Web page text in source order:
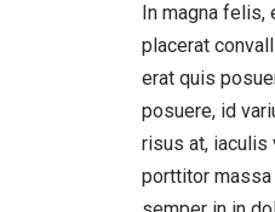
In magna
placerat
erat quis
posuere, id
risus at, iaculis
porttitor